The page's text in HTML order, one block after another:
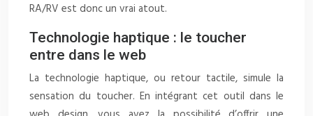
RA/RV est donc un vrai atout.
Technologie haptique : le toucher
entre dans le web
La technologie haptique, ou retour tactile, simule la
sensation du toucher. En intégrant cet outil dans le